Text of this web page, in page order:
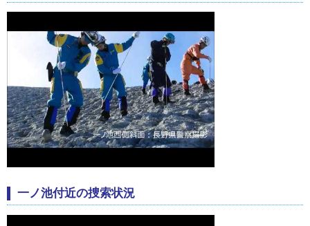
一ノ池付近の捜索状況